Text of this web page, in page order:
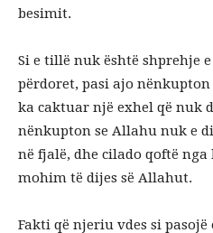
besimit.
Si e tillë nuk është shprehje
përdoret, pasi ajo
ka caktuar një exhel që nuk
nënkupton se Allahu nuk e
në fjalë, dhe cilado qoftë
mohim të dijes së Allahut.
Fakti që njeriu vdes si